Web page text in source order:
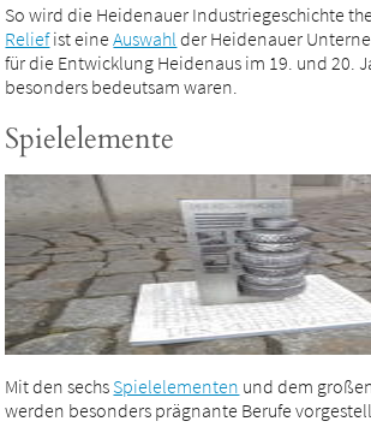
So wird die Heidenauer Industriegeschichte
Reliefist eineAuswahl der Heidenauer
für die Entwicklung Heidenaus im 19. und 20.
besonders bedeutsam waren.
Spielelemente
Mit den sechs Spielelementen und dem
werden besonders prägnante Berufe